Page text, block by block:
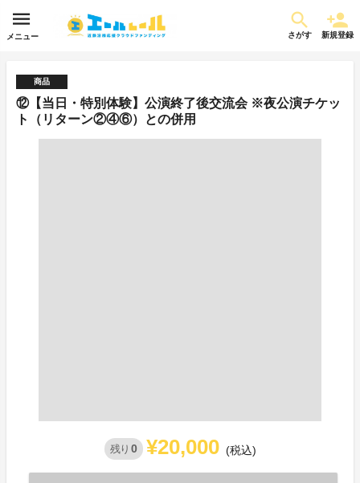
メニュー さがす 新規登録
商品
⑫【当日・特別体験】公演終了後交流会 ※夜公演チケッ
ト（リターン②④⑥）との併用
残り 0 ¥20,000 (税込)